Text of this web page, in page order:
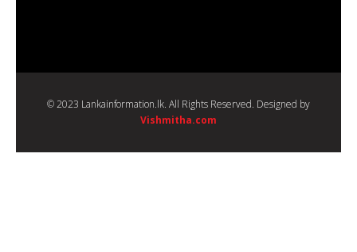
© 2023 Lankainformation.lk. All Rights Reserved. Designed by
Vishmitha.com